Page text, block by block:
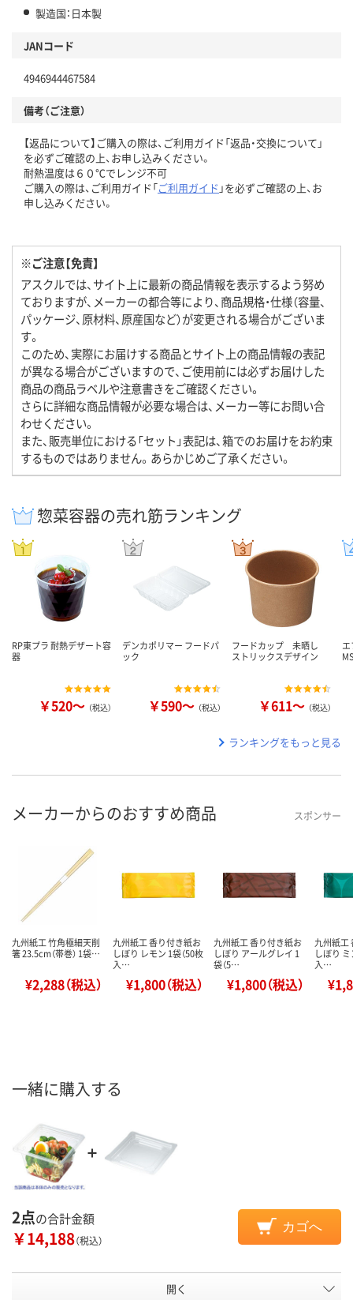
製造国：日本製
JANコード
4946944467584
備考（ご注意）
【返品について】ご購入の際は、ご利用ガイド「返品・交換について」
を必ずご確認の上、お申し込みください。
耐熱温度は６０℃でレンジ不可
ご購入の際は、ご利用ガイド「ご利用ガイド 」を必ずご確認の上、お
申し込みください。
※ご注意【免責】
アスクルでは、サイト上に最新の商品情報を表示するよう努め
ておりますが、メーカーの都合等により、商品規格・仕様（容量、
パッケージ、原材料、原産国など）が変更される場合がございま
す。
このため、実際にお届けする商品とサイト上の商品情報の表記
が異なる場合がございますので、ご使用前には必ずお届けした
商品の商品ラベルや注意書きをご確認ください。
さらに詳細な商品情報が必要な場合は、メーカー等にお問い合
わせください。
また、販売単位における「セット」表記は、箱でのお届けをお約束
するものではありません。あらかじめご了承ください。
惣菜容器の売れ筋ランキング
RP東プラ 耐熱デザート容
器
￥520～ （税込）
デンカポリマー フードパ
ック
￥590～ （税込）
フードカップ 未晒し
ストリックスデザイン
￥611～ （税込）
ランキングをもっと見る
メーカーからのおすすめ商品 スポンサー
九州紙工 竹角極細天削
箸 23.5cm（帯巻） 1袋…
¥2,288（税込）
九州紙工 香り付き紙お
しぼり レモン 1袋（50枚
入…
¥1,800（税込）
九州紙工 香り付き紙お
しぼり アールグレイ 1
袋（5…
¥1,800（税込）
九州紙工
しぼり ミ
入…
一緒に購入する
2点の合計金額
￥14,188（税込）
カゴへ
開く